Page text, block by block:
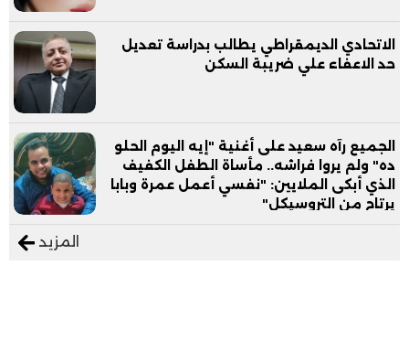
الاتحادي الديمقراطي يطالب بدراسة تعديل
حد الاعفاء علي ضريبة السكن
الجميع رآه سعيد على أغنية "إيه اليوم الحلو
ده" ولم يروا فراشه.. مأساة الطفل الكفيف
الذي أبكى الملايين: "نفسي أعمل عمرة وبابا
يرتاح من التروسيكل"
المزيد